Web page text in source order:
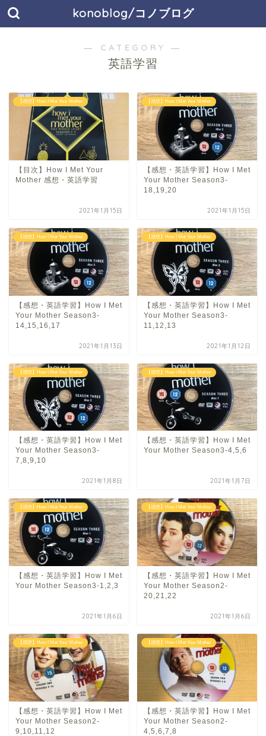
konoblog/コノブログ
― CATEGORY ―
英語学習
【感想】How I Met Your Mother
【目次】How I Met Your
Mother 感想・英語学習
2021年1月15日
【感想】How I Met Your Mother
【感想・英語学習】How I Met
Your Mother Season3-
18,19,20
2021年1月15日
【感想】How I Met Your Mother
【感想・英語学習】How I Met
Your Mother Season3-
14,15,16,17
2021年1月13日
【感想】How I Met Your Mother
【感想・英語学習】How I Met
Your Mother Season3-
11,12,13
2021年1月12日
【感想】How I Met Your Mother
【感想・英語学習】How I Met
Your Mother Season3-
7,8,9,10
2021年1月8日
【感想】How I Met Your Mother
【感想・英語学習】How I Met
Your Mother Season3-4,5,6
2021年1月7日
【感想】How I Met Your Mother
【感想・英語学習】How I Met
Your Mother Season3-1,2,3
2021年1月6日
【感想】How I Met Your Mother
【感想・英語学習】How I Met
Your Mother Season2-
20,21,22
2021年1月6日
【感想】How I Met Your Mother
【感想・英語学習】How I Met
Your Mother Season2-
9,10,11,12
【感想】How I Met Your Mother
【感想・英語学習】How I Met
Your Mother Season2-
4,5,6,7,8